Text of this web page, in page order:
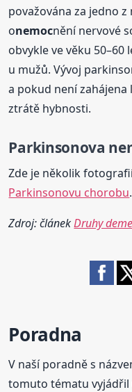
považována za jedno
onemocnění nervové
obvykle ve věku 50–60
u mužů. Vývoj
a pokud není zahájena
ztrátě hybnosti.
Parkinsonova
Zde je několik
Parkinsonovu chorobu.
Zdroj: článekDruhy
Poradna
V naší poradně s
tomuto tématu vyjádřil